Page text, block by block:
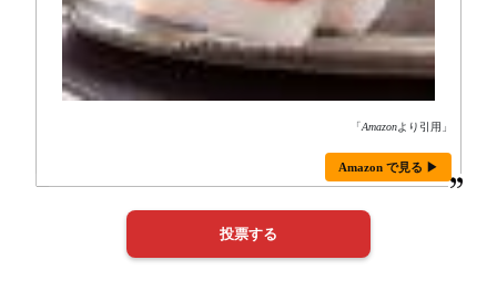
「Amazonより引用」
Amazon で見る ▶